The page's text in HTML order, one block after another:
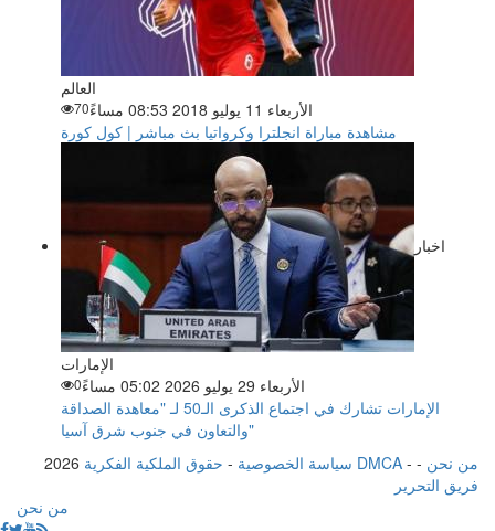
العالم
الأربعاء 11 يوليو 2018 08:53 مساءً
70
مشاهدة مباراة انجلترا وكرواتيا بث مباشر | كول كورة
اخبار
الإمارات
الأربعاء 29 يوليو 2026 05:02 مساءً
0
الإمارات تشارك في اجتماع الذكرى الـ50 لـ "معاهدة الصداقة
والتعاون في جنوب شرق آسيا"
2026
سياسة الخصوصية - حقوق الملكية الفكرية DMCA - من نحن -
فريق التحرير
من نحن